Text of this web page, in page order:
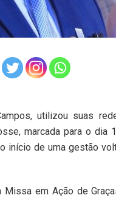
utilizou suas
marcada para o dia
início de uma gestão
em Ação de